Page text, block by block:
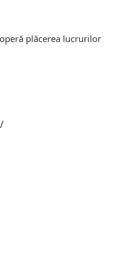
plăcerea lucrurilor